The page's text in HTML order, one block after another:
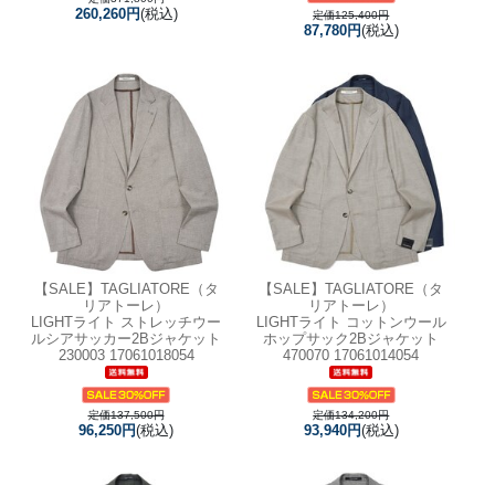
260,260円(税込) 定価125,400円
87,780円(税込)
【SALE】 TAGLIATORE（タ
リアトーレ）
LIGHTライト ストレッチウー
ルシアサッカー2Bジャケット
230003 17061018054
定価137,500円
96,250円(税込)
【SALE】TAGLIATORE（タ
リアトーレ）
LIGHTライト コットンウール
ホップサック2Bジャケット
470070 17061014054
定価134,200円
93,940円(税込)